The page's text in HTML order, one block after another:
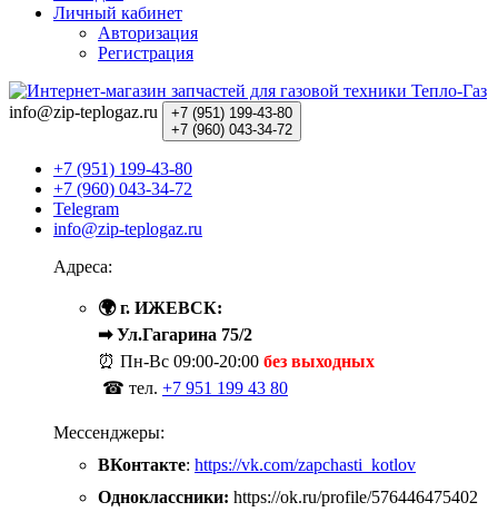
Личный кабинет
Авторизация
Регистрация
info@zip-teplogaz.ru +7 (951) 199-43-80
+7 (960) 043-34-72
+7 (951) 199-43-80
+7 (960) 043-34-72
Telegram
info@zip-teplogaz.ru
Адреса:
🌍 г. ИЖЕВСК:
➡ Ул.Гагарина 75/2
⏰ Пн-Вс 09:00-20:00 без выходных
☎ тел. +7 951 199 43 80
Мессенджеры:
ВКонтакте: https://vk.com/zapchasti_kotlov
Одноклассники: https://ok.ru/profile/576446475402